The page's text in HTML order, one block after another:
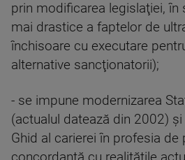
prin modificarea legislaţiei, în
mai drastice a faptelor de
închisoare cu executare
alternative sancţionatorii);
- se impune modernizarea
(actualul datează din 2002)
Ghid al carierei în profesia de